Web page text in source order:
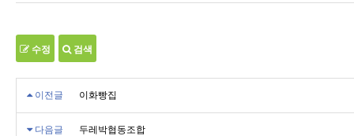
수정 검색
이전글 이화빵집
다음글 두레박협동조합